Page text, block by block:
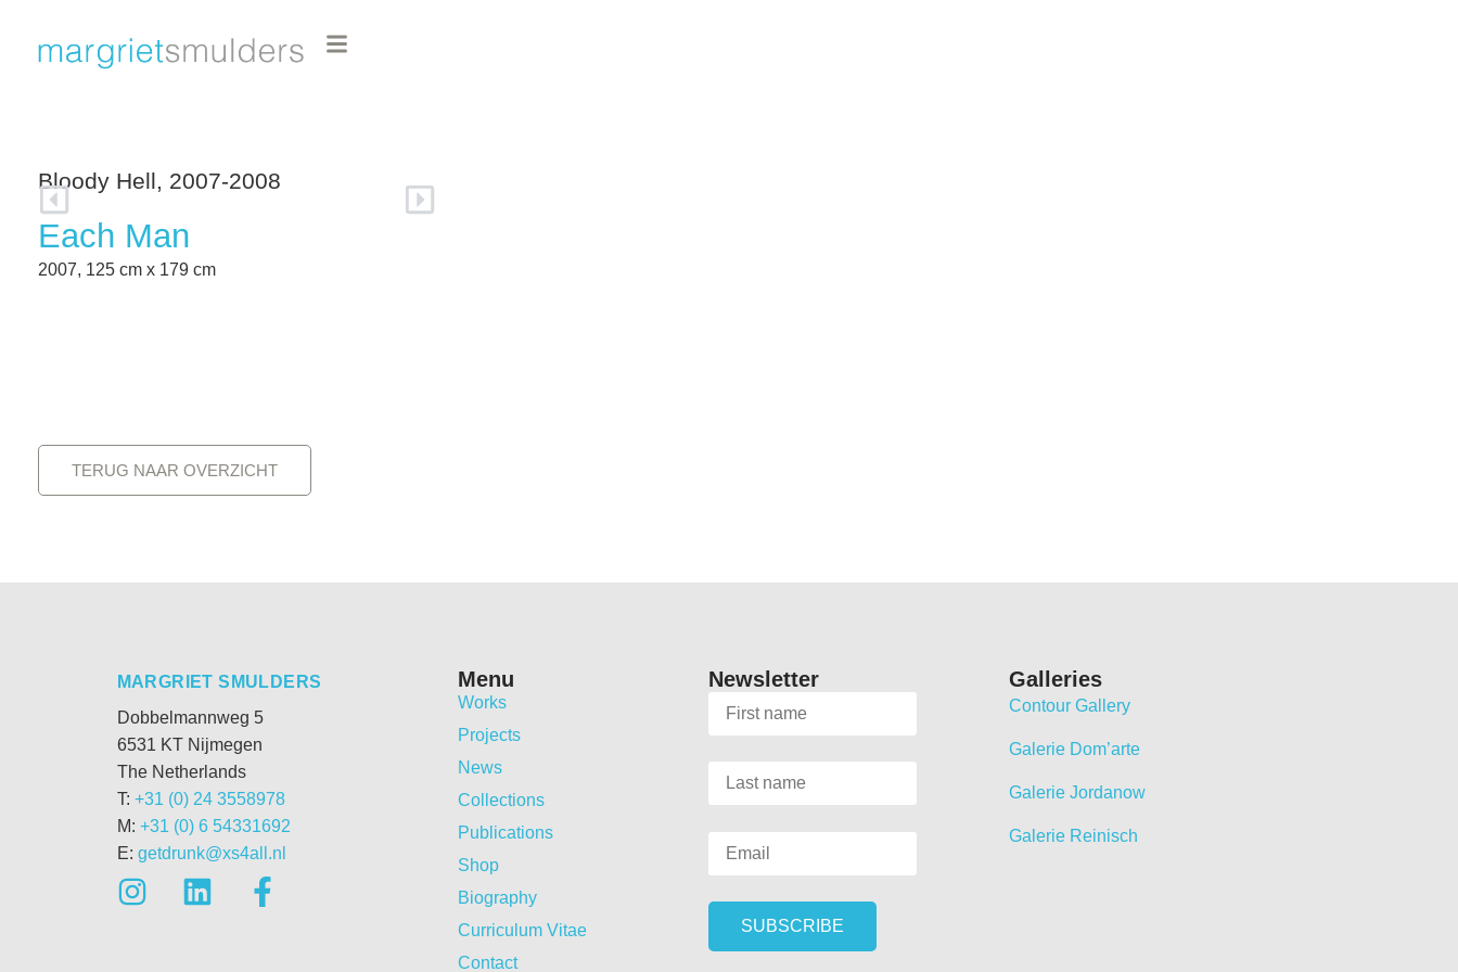
Bloody Hell, 2007-2008
Each Man
2007, 125 cm x 179 cm
TERUG NAAR OVERZICHT
MARGRIET SMULDERS
Dobbelmannweg 5
6531 KT Nijmegen
The Netherlands
T: +31 (0) 24 3558978
M: +31 (0) 6 54331692
E: getdrunk@xs4all.nl
Menu
Works
Projects
News
Collections
Publications
Shop
Biography
Curriculum Vitae
Contact
Newsletter Galleries
Contour Gallery
Galerie Dom’arte
Galerie Jordanow
Galerie Reinisch